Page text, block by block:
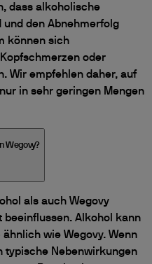
dass alkoholische
den Abnehmerfolg
können sich
oder
Wir empfehlen daher, auf
in sehr geringen Mengen
Wegovy?
als auch Wegovy
beeinflussen. Alkohol kann
wie Wegovy. Wenn
typische Nebenwirkungen